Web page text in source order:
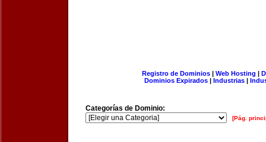
Registro de Dominios| Web Hosting |
Dominios Expirados | Industrias |
Categorías de Dominio:
[Pág.